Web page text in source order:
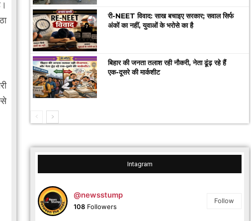
री-NEET विवाद: साख बचाइए सरकार; सवाल सिर्फ
अंकों का नहीं, युवाओं के भरोसे का है
बिहार की जनता तलाश रही नौकरी, नेता ढूंढ़ रहे हैं
एक-दूसरे की मार्कशीट
Intagram
@newsstump
108 Followers
Follow